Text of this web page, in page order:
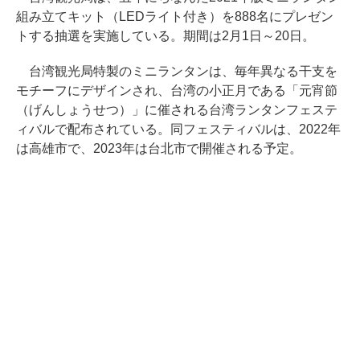
組み立てキット（LEDライト付き）を888名にプレゼン
トする抽選を実施している。期間は2月1日～20日。
台湾観光局特製のミニランタンは、毎年異なる干支を
モチーフにデザインされ、台湾の小正月である「元宵節
（げんしょうせつ）」に催される台湾ランタンフェステ
ィバルで配布されている。同フェスティバルは、2022年
は高雄市で、2023年は台北市で開催される予定。